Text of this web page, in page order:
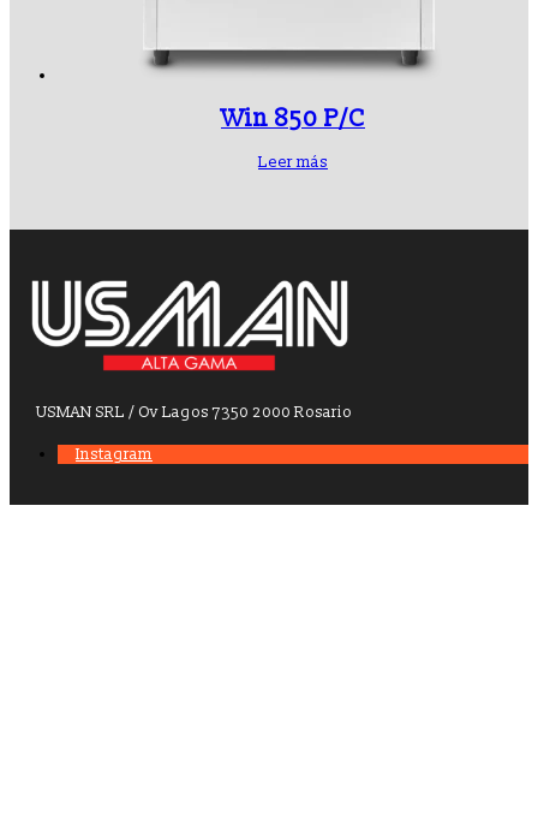
Win 850 P/C
Leer más
USMAN SRL / Ov Lagos 7350 2000 Rosario
Instagram